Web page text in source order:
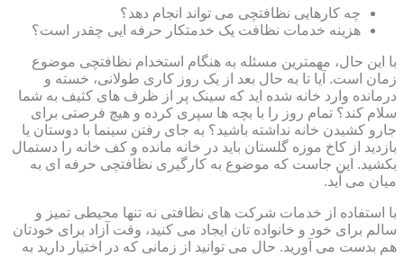
چه کارهایی نظافتچی می تواند انجام دهد؟
هزینه خدمات نظافت یک خدمتکار حرفه ایی چقدر است؟
با این حال، مهمترین مسئله به هنگام استخدام نظافتچی موضوع
زمان است. آیا تا به حال بعد از یک روز کاری طولانی، خسته و
درمانده وارد خانه شده اید که سینک پر از ظرف های کثیف به شما
سلام کند؟ تمام روز را با بچه ها سپری کرده و هیچ فرصتی برای
جارو کشیدن خانه نداشته باشید؟ به جای رفتن سینما با دوستان یا
بازدید از کاخ موزه گلستان باید در خانه مانده و کف خانه را دستمال
بکشید. این جاست که موضوع به کارگیری نظافتچی حرفه ای به
میان می آید.
با استفاده از خدمات شرکت های نظافتی نه تنها محیطی تمیز و
سالم برای خود و خانواده تان ایجاد می کنید، وقت آزاد برای خودتان
هم بدست می آورید. حال می توانید از زمانی که در اختیار دارید به